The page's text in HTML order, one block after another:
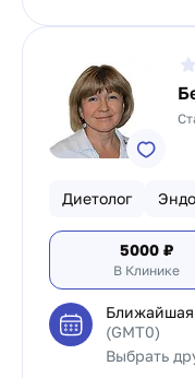
Диетолог
5000 ₽
В Клинике
Ближайшая
(GMT0)
Выбрать